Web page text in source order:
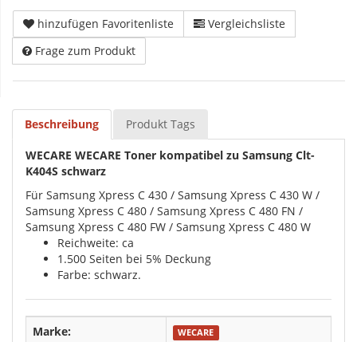
hinzufügen Favoritenliste
Vergleichsliste
Frage zum Produkt
Beschreibung Produkt Tags
WECARE WECARE Toner kompatibel zu Samsung Clt-
K404S schwarz
Für Samsung Xpress C 430 / Samsung Xpress C 430 W /
Samsung Xpress C 480 / Samsung Xpress C 480 FN /
Samsung Xpress C 480 FW / Samsung Xpress C 480 W
Reichweite: ca
1.500 Seiten bei 5% Deckung
Farbe: schwarz.
Marke: WECARE